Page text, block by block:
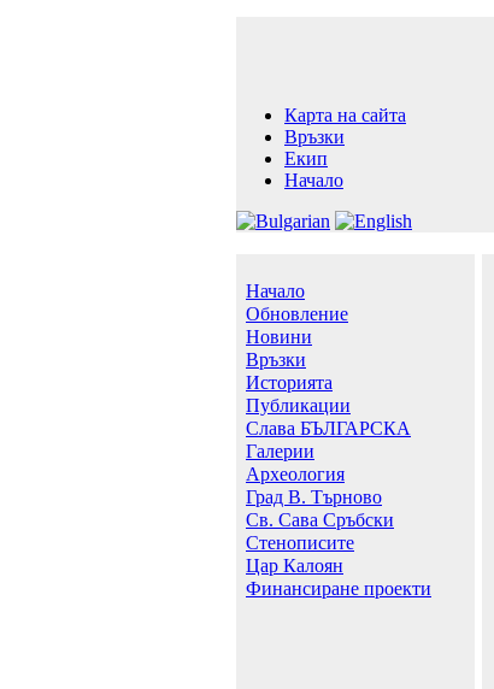
Карта на сайта
Връзки
Екип
Начало
Начало
Обновление
Новини
Връзки
Историята
Публикации
Слава БЪЛГАРСКА
Галерии
Археология
Град В. Търново
Св. Сава Сръбски
Стенописите
Цар Калоян
Финансиране проекти